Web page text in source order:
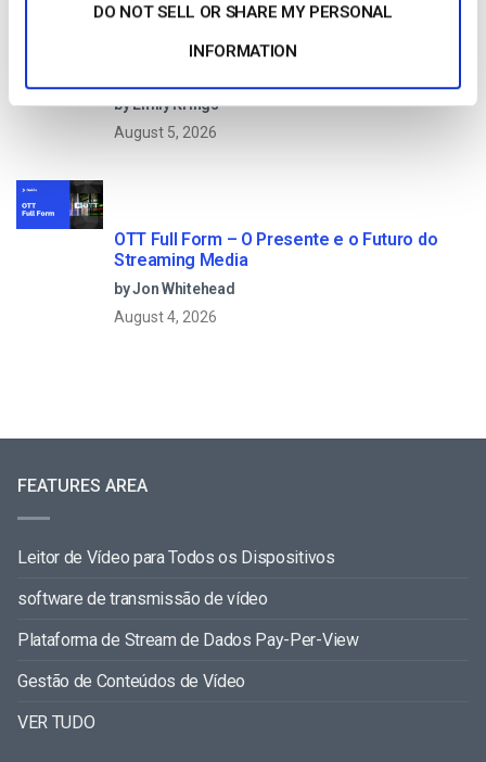
DO NOT SELL OR SHARE MY PERSONAL
INFORMATION
Como transmitir em direto a partir de um
by Emily Krings
August 5, 2026
OTT Full Form – O Presente e o Futuro do
Streaming Media
by Jon Whitehead
August 4, 2026
FEATURES AREA
Leitor de Vídeo para Todos os Dispositivos
software de transmissão de vídeo
Plataforma de Stream de Dados Pay-Per-View
Gestão de Conteúdos de Vídeo
VER TUDO